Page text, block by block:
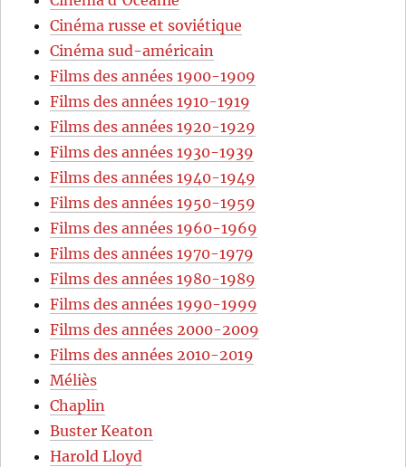
Cinéma russe et soviétique
Cinéma sud-américain
Films des années 1900-1909
Films des années 1910-1919
Films des années 1920-1929
Films des années 1930-1939
Films des années 1940-1949
Films des années 1950-1959
Films des années 1960-1969
Films des années 1970-1979
Films des années 1980-1989
Films des années 1990-1999
Films des années 2000-2009
Films des années 2010-2019
Méliès
Chaplin
Buster Keaton
Harold Lloyd